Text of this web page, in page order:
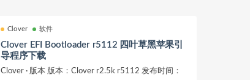
Clover 软件
Clover EFI Bootloader r5112 四叶草黑苹果引
导程序下载
Clover · 版本 版本：Clover r2.5k r5112 发布时间：